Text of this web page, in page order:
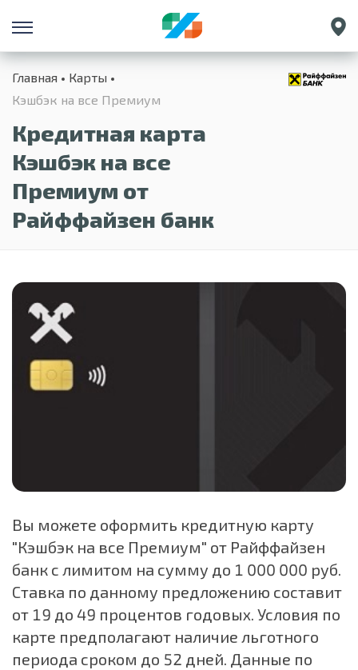
Санкт-Петербург
Екатеринбург
Главная
Карты
Кэшбэк на все Премиум
Кредитная карта
Кэшбэк на все
Премиум от
Райффайзен банк
Вы можете оформить кредитную карту
"Кэшбэк на все Премиум" от Райффайзен
банк с лимитом на сумму до 1 000 000 руб.
Ставка по данному предложению составит
от 19 до 49 процентов годовых. Условия по
карте предполагают наличие льготного
периода сроком до 52 дней. Данные по